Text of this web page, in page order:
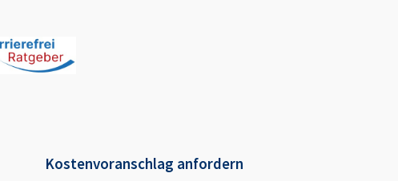
Kostenvoranschlag anfordern